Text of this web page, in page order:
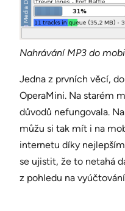
Nahrávání MP3 do
Jedna z prvních věcí,
OperaMini. Na starém
důvodů nefungovala.
můžu si tak mít i na
internetu díky
se ujistit, že to netahá
z pohledu na